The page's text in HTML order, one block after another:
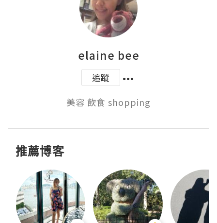
elaine bee
追蹤
美容 飲食 shopping
推薦博客